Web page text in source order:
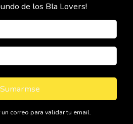
de los Bla Lovers!
Sumarmse
un correo para validar tu email.